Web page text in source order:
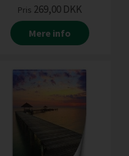
Pris 269,00 DKK
Mere info